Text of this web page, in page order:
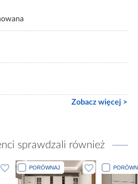
Zobacz więcej >
sprawdzali również
PORÓWNAJ